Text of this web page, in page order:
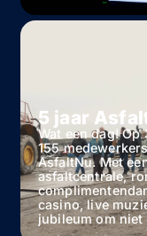
5 jaar
Wat een dag! Op 31 januari 2026 vierden we met
155
AsfaltNu. Met
asfaltcentrale,
casino, live
jubileum om niet